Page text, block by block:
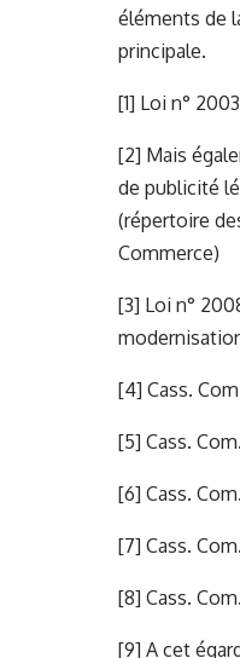
éléments de
principale.
[1] Loi n°
[2] Mais
de publicité
(répertoire
Commerce)
[3] Loi n°
[4] Cass.
[5] Cass.
[6] Cass.
[7] Cass.
[8] Cass.
[9] A cet